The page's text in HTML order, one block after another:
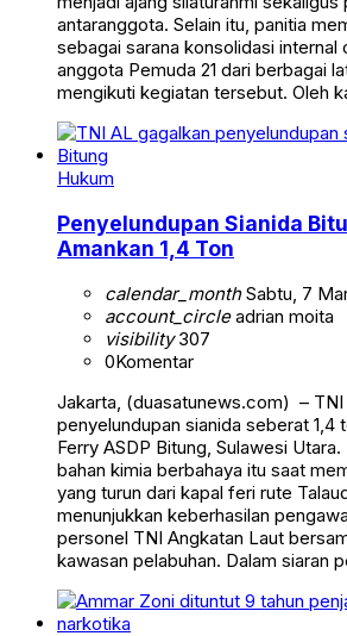
antaranggota. Selain itu, panitia
sebagai sarana konsolidasi internal
anggota Pemuda 21 dari berbagai
mengikuti kegiatan tersebut. Oleh
Hukum
Penyelundupan Sianida
Amankan 1,4 Ton
calendar_monthSabtu, 7
account_circleadrian moita
visibility307
0Komentar
Jakarta, (duasatunews.com) – TNI
penyelundupan sianida seberat 1,4
Ferry ASDP Bitung, Sulawesi
bahan kimia berbahaya itu saat
yang turun dari kapal feri rute
menunjukkan keberhasilan
personel TNI Angkatan Laut
kawasan pelabuhan. Dalam siaran